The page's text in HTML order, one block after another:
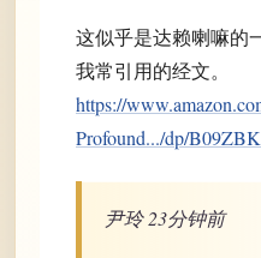
这似乎是达赖喇嘛的
我常引用的经文。
https://
Profound.../dp/
尹玲 23分钟前